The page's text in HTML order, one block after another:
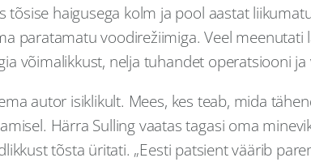
haigusega kolm ja pool aastat
paratamatu voodirežiimiga. Veel
võimalikkust, nelja tuhandet operatsiooni
autor isiklikult. Mees, kes teab, mida
Härra Sulling vaatas tagasi oma
tõsta üritati. „Eesti patsient väärib